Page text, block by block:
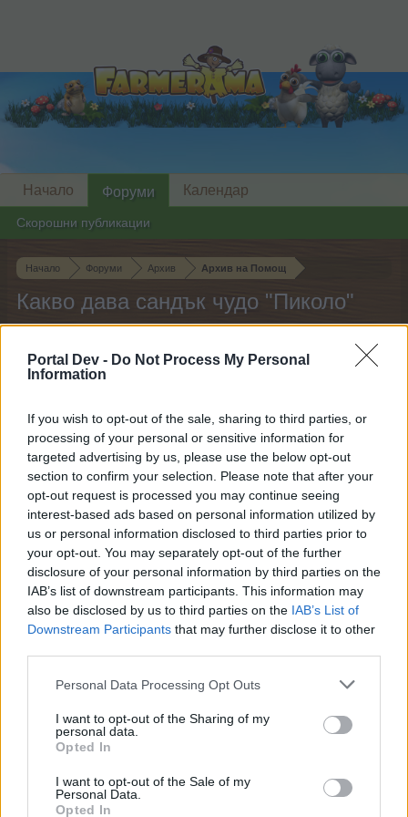
Portal Dev - Do Not Process My Personal
Information
If you wish to opt-out of the sale, sharing to third parties, or
processing of your personal or sensitive information for
targeted advertising by us, please use the below opt-out
section to confirm your selection. Please note that after your
opt-out request is processed you may continue seeing
interest-based ads based on personal information utilized by
us or personal information disclosed to third parties prior to
your opt-out. You may separately opt-out of the further
disclosure of your personal information by third parties on the
IAB’s list of downstream participants. This information may
also be disclosed by us to third parties on the IAB’s List of
Downstream Participants that may further disclose it to other
Personal Data Processing Opt Outs
I want to opt-out of the Sharing of my
personal data.
Opted In
I want to opt-out of the Sale of my
Personal Data.
Opted In
Начало Форуми Архив Архив на Помощ
Какво дава сандък чудо "Пиколо"
искате да започнете своя собствена тема,
първо ще трябва да влезете в играта. Моля,
регистрирайте се, ако нямате собствен акаунт.
Ние очакваме с нетърпение следващото ви
посещение във форума! Играйте тук
bellica
Стажант
има ли някъде описание на наградите от сандък
пиколо какво дават и за какво се изполват - докато
се усетя, че имат бонуси, изхабих една плевачка,
разбера дали дава само точки или има и още
16.9.22
mushnu4ka
Начало Форуми
Скорошни публикации
Календар